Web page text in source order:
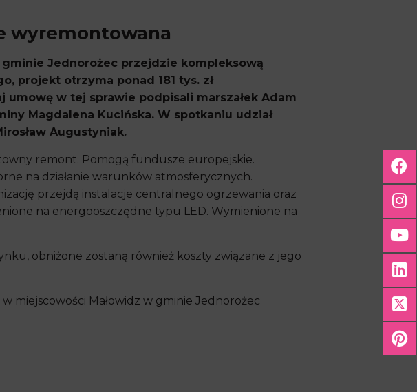
wyremontowana
Jednorożec przejdzie kompleksową
projekt otrzyma ponad 181 tys. zł
umowę w tej sprawie podpisali marszałek Adam
Magdalena Kucińska. W spotkaniu udział
Augustyniak.
remont. Pomogą fundusze europejskie.
na działanie warunków atmosferycznych.
przejdą instalacje centralnego ogrzewania oraz
na energooszczędne typu LED. Wymienione na
obniżone zostaną również koszty związane z jego
miejscowości Małowidz w gminie Jednorożec